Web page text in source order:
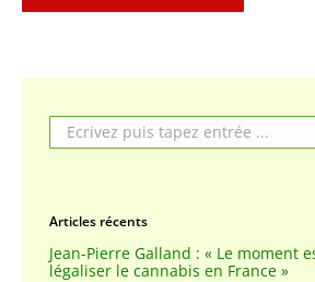
Search:
Articles récents
Jean-Pierre Galland : « Le moment
légaliser le cannabis en France »